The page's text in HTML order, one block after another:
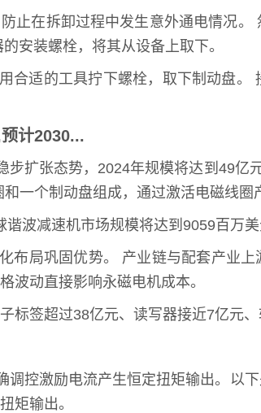
止在拆卸过程中发生意外通电情况
安装螺栓，将其从设备上取下。
适的工具拧下螺栓，取下制动盘
计2030...
扩张态势，2024年规模将达到49
一个制动盘组成，通过激活电磁线
波减速机市场规模将达到9059百万
布局巩固优势。 产业链与配套产业
波动直接影响永磁电机成本。
签超过38亿元、读写器接近7亿元、
控激励电流产生恒定扭矩输出。以
矩输出。